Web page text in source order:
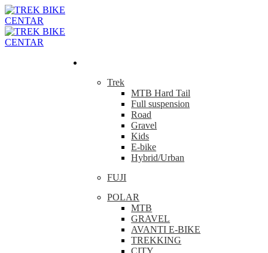
Trek
MTB Hard Tail
Full suspension
Road
Gravel
Kids
E-bike
Hybrid/Urban
FUJI
POLAR
MTB
GRAVEL
AVANTI E-BIKE
TREKKING
CITY